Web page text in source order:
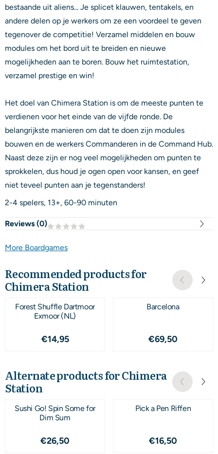
bestaande uit aliens... Je splicet klauwen, tentakels, en
andere delen op je werkers om ze een voordeel te geven
tegenover de competitie! Verzamel middelen en bouw
modules om het bord uit te breiden en nieuwe
mogelijkheden aan te boren. Bouw het ruimtestation,
verzamel prestige en win!
Het doel van Chimera Station is om de meeste punten te
verdienen voor het einde van de vijfde ronde. De
belangrijkste manieren om dat te doen zijn modules
bouwen en de werkers Commanderen in de Command Hub.
Naast deze zijn er nog veel mogelijkheden om punten te
sprokkelen, dus houd je ogen open voor kansen, en geef
niet teveel punten aan je tegenstanders!
2-4 spelers, 13+, 60-90 minuten
Reviews (0)
More Boardgames
Recommended products for
Chimera Station
Forest Shuffle Dartmoor
Exmoor (NL)
Price: 14,95
€14,95
Barcelona
Price: 69,50
€69,50
Alternate products forChimera
Station
Sushi Go! Spin Some for
Dim Sum
Price: 26,50
€26,50
Pick a Pen Riffen
Price: 16,50
€16,50